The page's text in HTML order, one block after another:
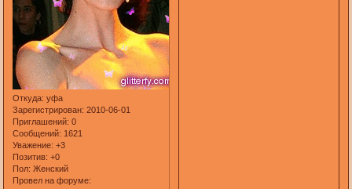
Откуда: уфа
Зарегистрирован: 2010-06-01
Приглашений: 0
Сообщений: 1621
Уважение: +3
Позитив: +0
Пол: Женский
Провел на форуме: